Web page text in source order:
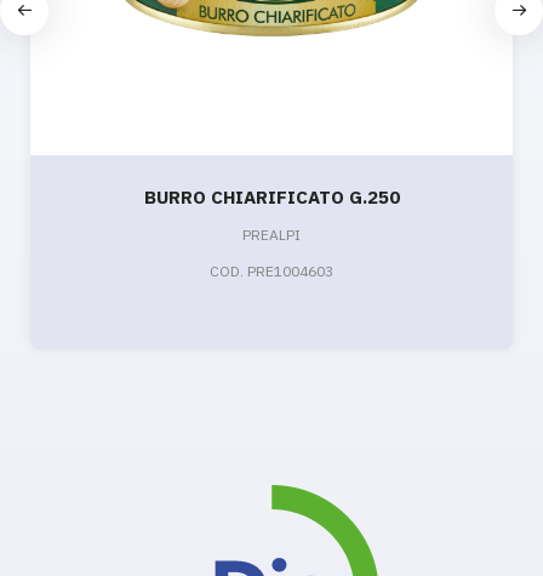
BURRO CHIARIFICATO G.250
PREALPI
COD. PRE1004603